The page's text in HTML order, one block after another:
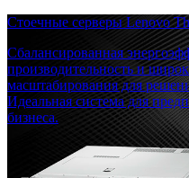
Стоечные серверы Lenovo
Сбалансированная
производительность и
масштабирования для
Идеальная система для
бизнеса.